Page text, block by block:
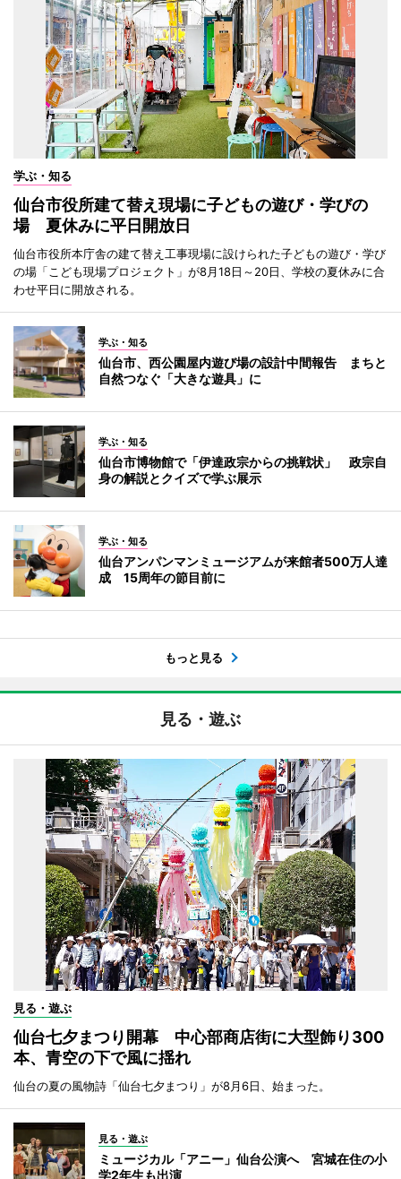
学ぶ・知る
仙台市役所建て替え現場に子どもの遊び・学びの
場 夏休みに平日開放日
仙台市役所本庁舎の建て替え工事現場に設けられた子どもの遊び・学び
の場「こども現場プロジェクト」が8月18日～20日、学校の夏休みに合
わせ平日に開放される。
学ぶ・知る
仙台市、西公園屋内遊び場の設計中間報告 まちと
自然つなぐ「大きな遊具」に
学ぶ・知る
仙台市博物館で「伊達政宗からの挑戦状」 政宗自
身の解説とクイズで学ぶ展示
学ぶ・知る
仙台アンパンマンミュージアムが来館者500万人達
成 15周年の節目前に
もっと見る
見る・遊ぶ
見る・遊ぶ
仙台七夕まつり開幕 中心部商店街に大型飾り300
本、青空の下で風に揺れ
仙台の夏の風物詩「仙台七夕まつり」が8月6日、始まった。
見る・遊ぶ
ミュージカル「アニー」仙台公演へ 宮城在住の小
学2年生も出演